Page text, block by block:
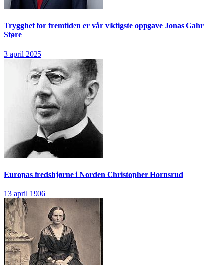
Trygghet for fremtiden er vår viktigste oppgave Jonas Gahr
Støre
3 april 2025
Europas fredshjørne i Norden Christopher Hornsrud
13 april 1906